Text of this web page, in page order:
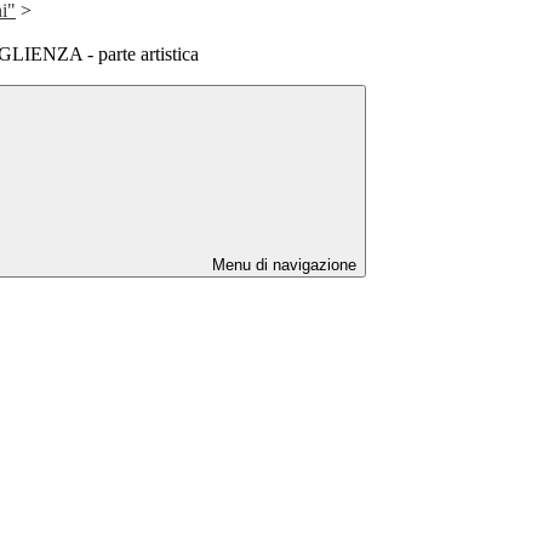
>
- parte artistica
Menu di navigazione